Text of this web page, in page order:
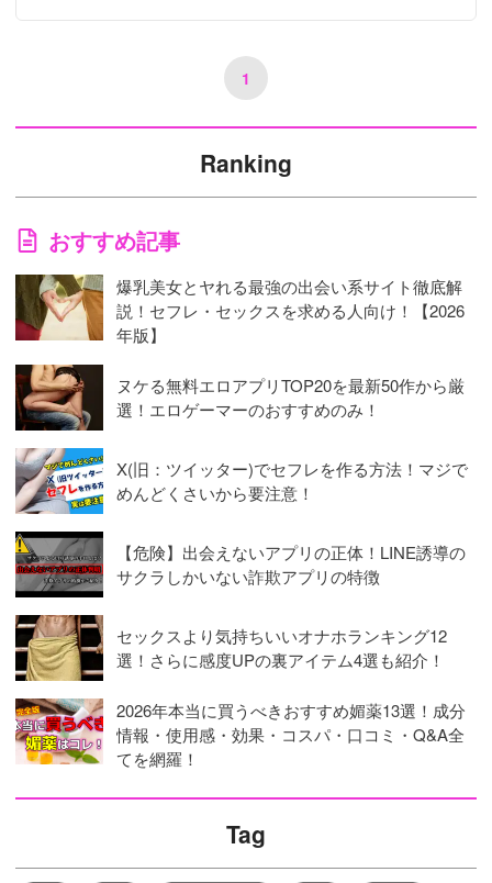
1
Ranking
おすすめ記事
爆乳美女とヤれる最強の出会い系サイト徹底解
説！セフレ・セックスを求める人向け！【2026
年版】
ヌケる無料エロアプリTOP20を最新50作から厳
選！エロゲーマーのおすすめのみ！
X(旧：ツイッター)でセフレを作る方法！マジで
めんどくさいから要注意！
【危険】出会えないアプリの正体！LINE誘導の
サクラしかいない詐欺アプリの特徴
セックスより気持ちいいオナホランキング12
選！さらに感度UPの裏アイテム4選も紹介！
2026年本当に買うべきおすすめ媚薬13選！成分
情報・使用感・効果・コスパ・口コミ・Q&A全
てを網羅！
Tag